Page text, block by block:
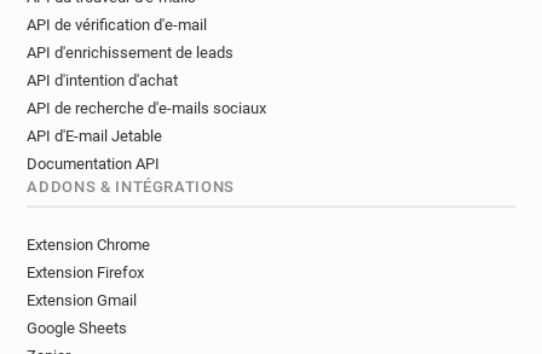
API de vérification d'e-mail
API d'enrichissement de leads
API d'intention d'achat
API de recherche d'e-mails sociaux
API d'E-mail Jetable
Documentation API
ADDONS & INTÉGRATIONS
Extension Chrome
Extension Firefox
Extension Gmail
Google Sheets